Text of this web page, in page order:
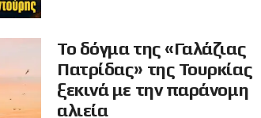
Το δόγμα της «Γαλάζιας
Πατρίδας» της Τουρκίας
ξεκινά με την παράνομη
αλιεία